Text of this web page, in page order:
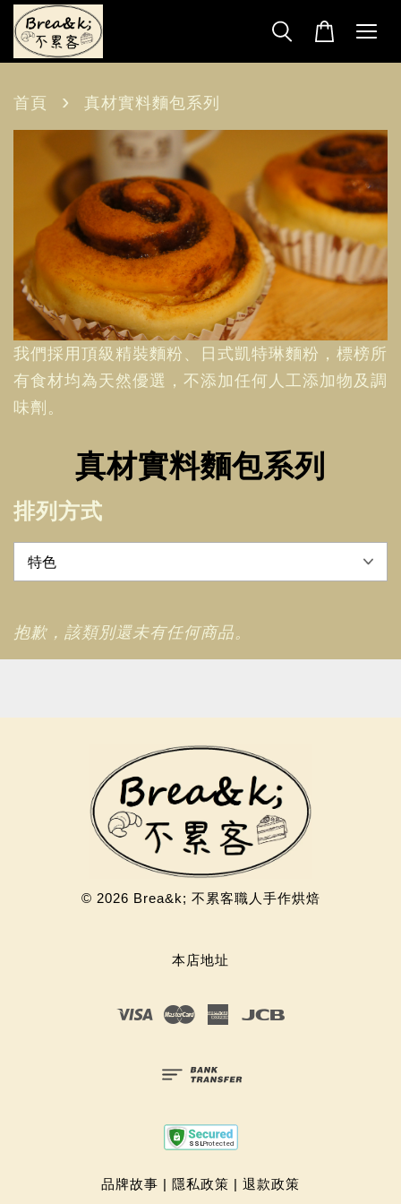
首頁 › 真材實料麵包系列
我們採用頂級精裝麵粉、日式凱特琳麵粉，標榜所
有食材均為天然優選，不添加任何人工添加物及調
味劑。
真材實料麵包系列
排列方式
抱歉，該類別還未有任何商品。
© 2026 Brea&k; 不累客職人手作烘焙
本店地址
Visa Master American
品牌故事 | 隱私政策 | 退款政策